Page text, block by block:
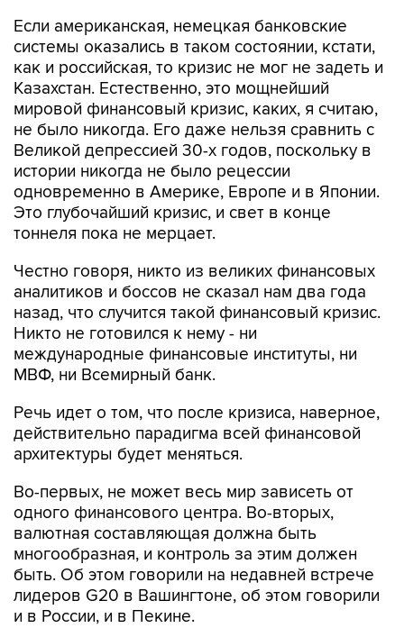
Если американская, немецкая банковские
системы оказались в таком состоянии, кстати,
как и российская, то кризис не мог не задеть и
Казахстан. Естественно, это мощнейший
мировой финансовый кризис, каких, я считаю,
не было никогда. Его даже нельзя сравнить с
Великой депрессией 30-х годов, поскольку в
истории никогда не было рецессии
одновременно в Америке, Европе и в Японии.
Это глубочайший кризис, и свет в конце
тоннеля пока не мерцает.
Честно говоря, никто из великих финансовых
аналитиков и боссов не сказал нам два года
назад, что случится такой финансовый кризис.
Никто не готовился к нему - ни
международные финансовые институты, ни
МВФ, ни Всемирный банк.
Речь идет о том, что после кризиса, наверное,
действительно парадигма всей финансовой
архитектуры будет меняться.
Во-первых, не может весь мир зависеть от
одного финансового центра. Во-вторых,
валютная составляющая должна быть
многообразная, и контроль за этим должен
быть. Об этом говорили на недавней встрече
лидеров G20 в Вашингтоне, об этом говорили
и в России, и в Пекине.